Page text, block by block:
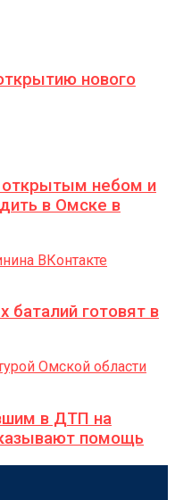
нового
небом и
в Омске в
готовят в
в ДТП на
помощь